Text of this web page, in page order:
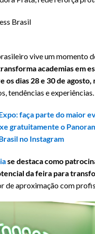
Brasil
vive um momento
academias em
os dias 28 e 30 de
tendências e experiências.
faça parte do maior
gratuitamente o
no Instagram
se destaca como
da feira para
de aproximação com